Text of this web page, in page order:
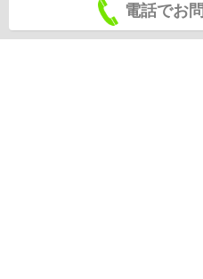
電話でお